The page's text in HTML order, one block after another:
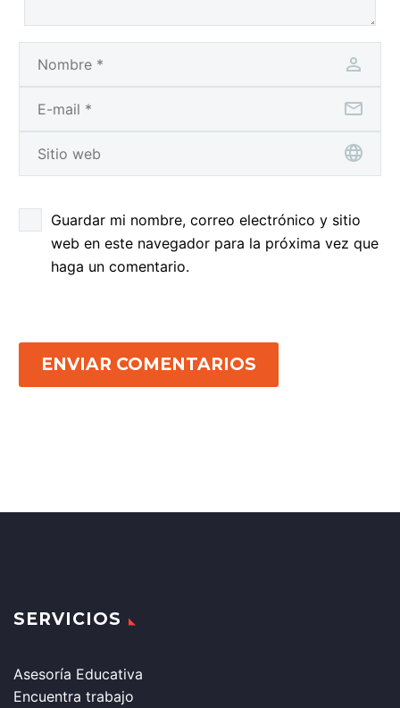
Guardar mi nombre, correo electrónico y sitio
web en este navegador para la próxima vez que
haga un comentario.
ENVIAR COMENTARIOS
SERVICIOS
Asesoría Educativa
Encuentra trabajo